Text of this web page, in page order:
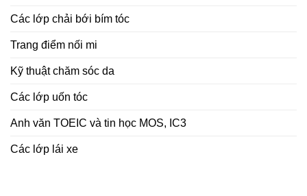
Các lớp chải bới bím tóc
Trang điểm nối mi
Kỹ thuật chăm sóc da
Các lớp uốn tóc
Anh văn TOEIC và tin học MOS, IC3
Các lớp lái xe